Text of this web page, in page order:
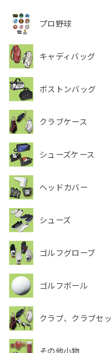
プロ野球
キャディバッグ
ボストンバッグ
クラブケース
シューズケース
ヘッドカバー
シューズ
ゴルフグローブ
ゴルフボール
クラブ、クラブセ